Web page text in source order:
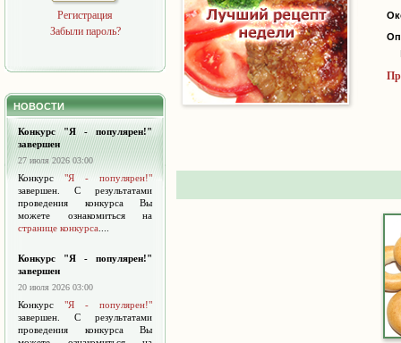
Регистрация
Забыли пароль?
НОВОСТИ
Конкурс "Я - популярен!"
завершен
27 июля 2026 03:00
Конкурс "Я - популярен!"
завершен. С результатами
проведения конкурса Вы
можете ознакомиться на
странице конкурса
Конкурс "Я - популярен!"
завершен
20 июля 2026 03:00
Конкурс "Я - популярен!"
завершен. С результатами
проведения конкурса Вы